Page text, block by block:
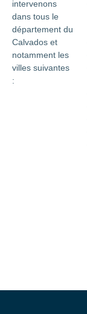
intervenons
dans tous le
département du
Calvados et
notamment les
villes suivantes
: